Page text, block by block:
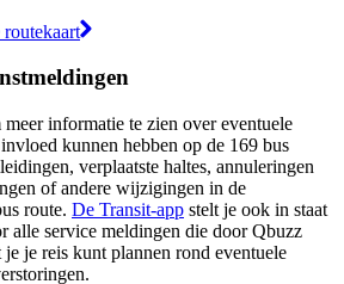
meer informatie te zien over eventuele
kunnen hebben op de 169 bus
verplaatste haltes, annuleringen
of andere wijzigingen in de
route. De Transit-app stelt je ook in staat
alle service meldingen die door Qbuzz
je reis kunt plannen rond eventuele